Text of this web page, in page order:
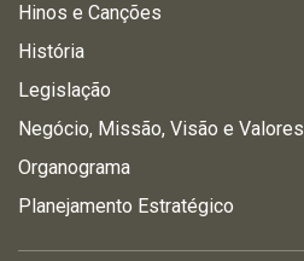
Hinos e Canções
História
Legislação
Negócio, Missão, Visão e Valores
Organograma
Planejamento Estratégico